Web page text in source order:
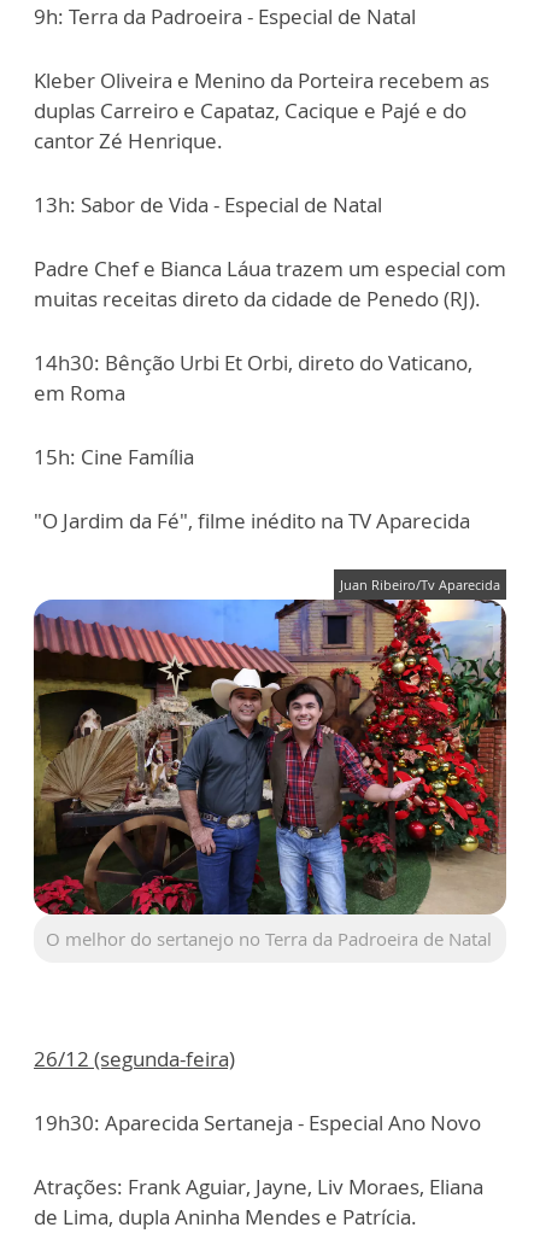
9h: Terra da Padroeira - Especial de Natal
Kleber Oliveira e Menino da Porteira recebem as
duplas Carreiro e Capataz, Cacique e Pajé e do
cantor Zé Henrique.
13h: Sabor de Vida - Especial de Natal
Padre Chef e Bianca Láua trazem um especial com
muitas receitas direto da cidade de Penedo (RJ).
14h30: Bênção Urbi Et Orbi, direto do Vaticano,
em Roma
15h: Cine Família
"O Jardim da Fé", filme inédito na TV Aparecida
Juan Ribeiro/Tv Aparecida
O melhor do sertanejo no Terra da Padroeira de Natal
26/12 (segunda-feira)
19h30: Aparecida Sertaneja - Especial Ano Novo
Atrações: Frank Aguiar, Jayne, Liv Moraes, Eliana
de Lima, dupla Aninha Mendes e Patrícia.